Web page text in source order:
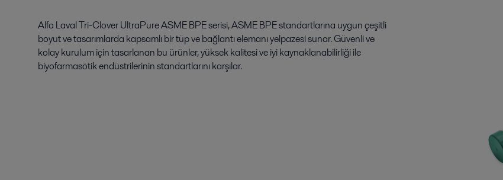
Alfa Laval Tri-Clover UltraPure ASME BPE serisi, ASME BPE standartlarına uygun çeşitli
boyut ve tasarımlarda kapsamlı bir tüp ve bağlantı elemanı yelpazesi sunar. Güvenli ve
kolay kurulum için tasarlanan bu ürünler, yüksek kalitesi ve iyi kaynaklanabilirliği ile
biyofarmasötik endüstrilerinin standartlarını karşılar.